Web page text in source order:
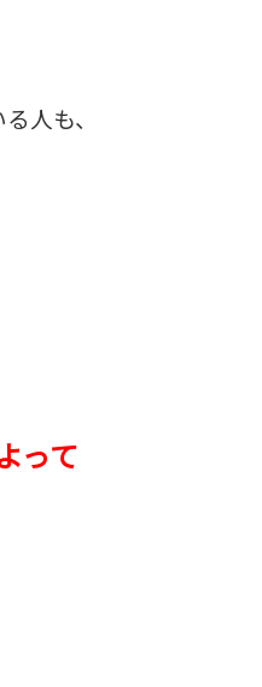
人も、
って